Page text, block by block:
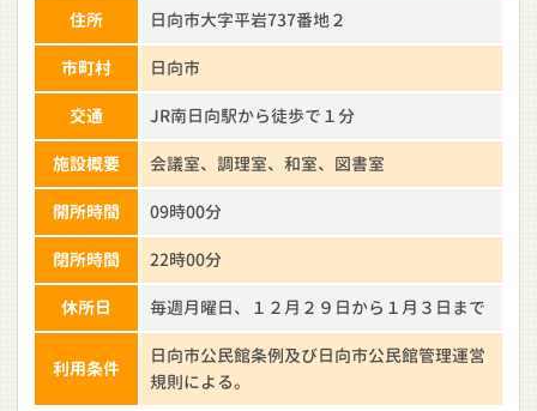
住所 日向市大字平岩737番地２
市町村 日向市
交通 JR南日向駅から徒歩で１分
施設概要 会議室、調理室、和室、図書室
開所時間 09時00分
閉所時間 22時00分
休所日 毎週月曜日、１２月２９日から１月３日まで
利用条件
日向市公民館条例及び日向市公民館管理運営
規則による。